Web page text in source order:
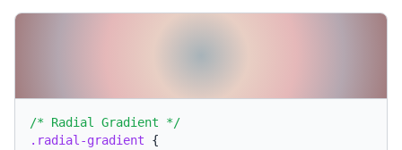
/* Radial Gradient */
.radial-gradient {